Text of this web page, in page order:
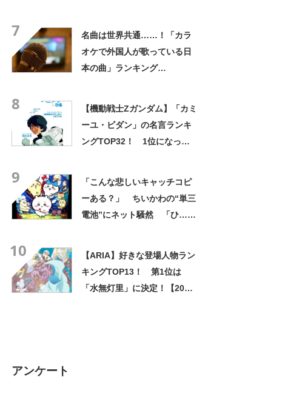
7
名曲は世界共通……！「カラ
オケで外国人が歌っている日
本の曲」ランキング
8
【機動戦士Zガンダム】「カミ
ーユ・ビダン」の名言ランキ
ングTOP32！ 1位になった
9
「こんな悲しいキャッチコピ
ーある？」 ちいかわの“単三
電池”にネット騒然 「ひ…人
10
【ARIA】好きな登場人物ラン
キングTOP13！ 第1位は
「水無灯里」に決定！【2021
アンケート